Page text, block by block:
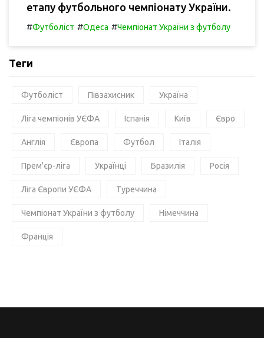
етапу футбольного чемпіонату України.
#Футболіст #Одеса #Чемпіонат України з футболу
Теги
Футболіст Півзахисник Україна
Ліга чемпіонів УЄФА Іспанія Київ Євро
Англія Європа Футбол Італія
Прем'єр-ліга Українці Бразилія Росія
Ліга Європи УЄФА Туреччина
Чемпіонат України з футболу Німеччина
Франція